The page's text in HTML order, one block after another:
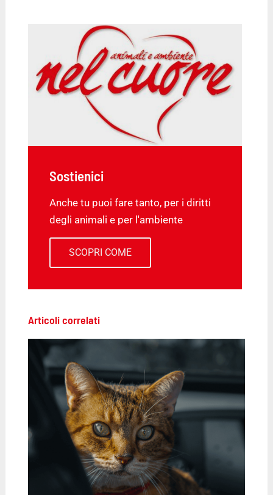
Sostienici
Anche tu puoi fare tanto, per i diritti
degli animali e per l'ambiente
SCOPRI COME
Articoli correlati